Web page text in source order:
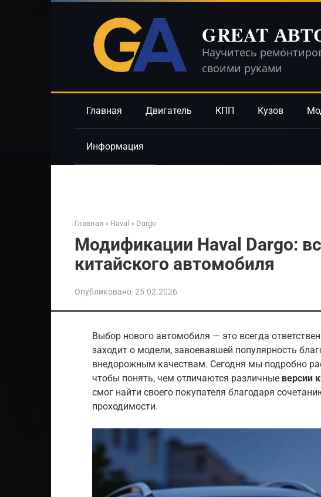
GREAT
Научитесь
своими руками
Главная Двигатель КПП Кузов
Информация
Главная » Haval » Dargo
Модификации Haval Dargo:
китайского автомобиля
Опубликовано:25.02.2026
Выбор нового автомобиля — это всегда
заходит о модели, завоевавшей популярность
внедорожным качествам. Сегодня мы подробно
чтобы понять, чем отличаются различные версии
смог найти своего покупателя благодаря
проходимости.